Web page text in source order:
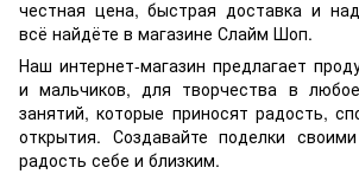
честная цена, быстрая доставка и
всё найдёте в магазине Слайм Шоп.
Наш интернет-магазин предлагает
и мальчиков, для творчества в
занятий, которые приносят радость,
открытия. Создавайте поделки
радость себе и близким.